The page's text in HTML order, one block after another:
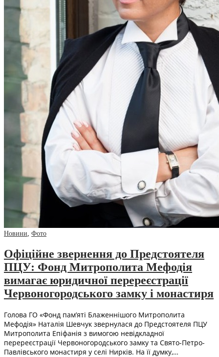
Новини, Фото
Офіційне звернення до Предстоятеля
ПЦУ: Фонд Митрополита Мефодія
вимагає юридичної перереєстрації
Червоногородського замку і монастиря
Голова ГО «Фонд пам’яті Блаженнішого Митрополита
Мефодія» Наталія Шевчук звернулася до Предстоятеля ПЦУ
Митрополита Епіфанія з вимогою невідкладної
перереєстрації Червоногородського замку та Свято-Петро-
Павлівського монастиря у селі Нирків. На її думку,…